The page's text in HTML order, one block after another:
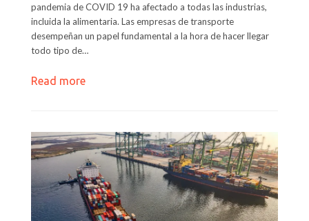
pandemia de COVID 19 ha afectado a todas las industrias,
incluida la alimentaria. Las empresas de transporte
desempeñan un papel fundamental a la hora de hacer llegar
todo tipo de…
Read more